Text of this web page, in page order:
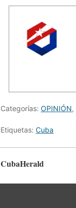
Categorías: OPINIÓN,
Etiquetas: Cuba
CubaHerald